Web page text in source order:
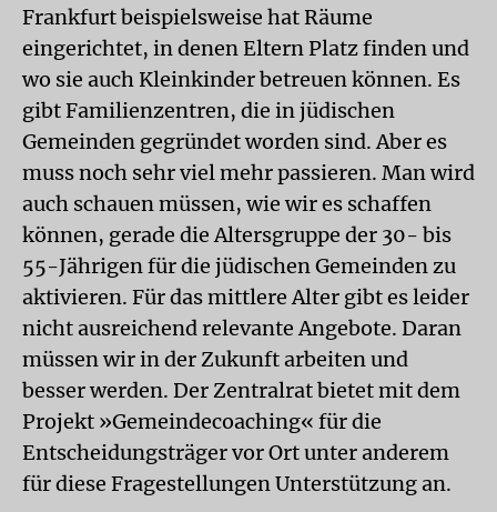
Frankfurt beispielsweise hat Räume
eingerichtet, in denen Eltern Platz finden und
wo sie auch Kleinkinder betreuen können. Es
gibt Familienzentren, die in jüdischen
Gemeinden gegründet worden sind. Aber es
muss noch sehr viel mehr passieren. Man wird
auch schauen müssen, wie wir es schaffen
können, gerade die Altersgruppe der 30- bis
55-Jährigen für die jüdischen Gemeinden zu
aktivieren. Für das mittlere Alter gibt es leider
nicht ausreichend relevante Angebote. Daran
müssen wir in der Zukunft arbeiten und
besser werden. Der Zentralrat bietet mit dem
Projekt »Gemeindecoaching« für die
Entscheidungsträger vor Ort unter anderem
für diese Fragestellungen Unterstützung an.